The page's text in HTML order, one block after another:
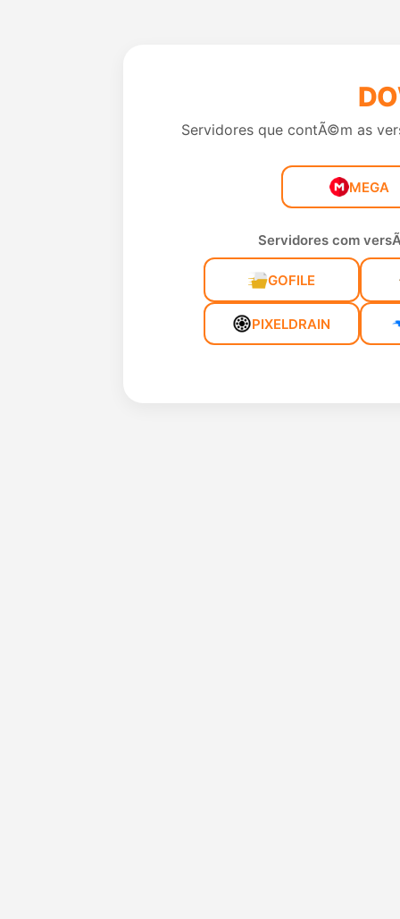
Servidores que contÃ©m as
MEGA
Servidores com
GOFILE
PIXELDRAIN